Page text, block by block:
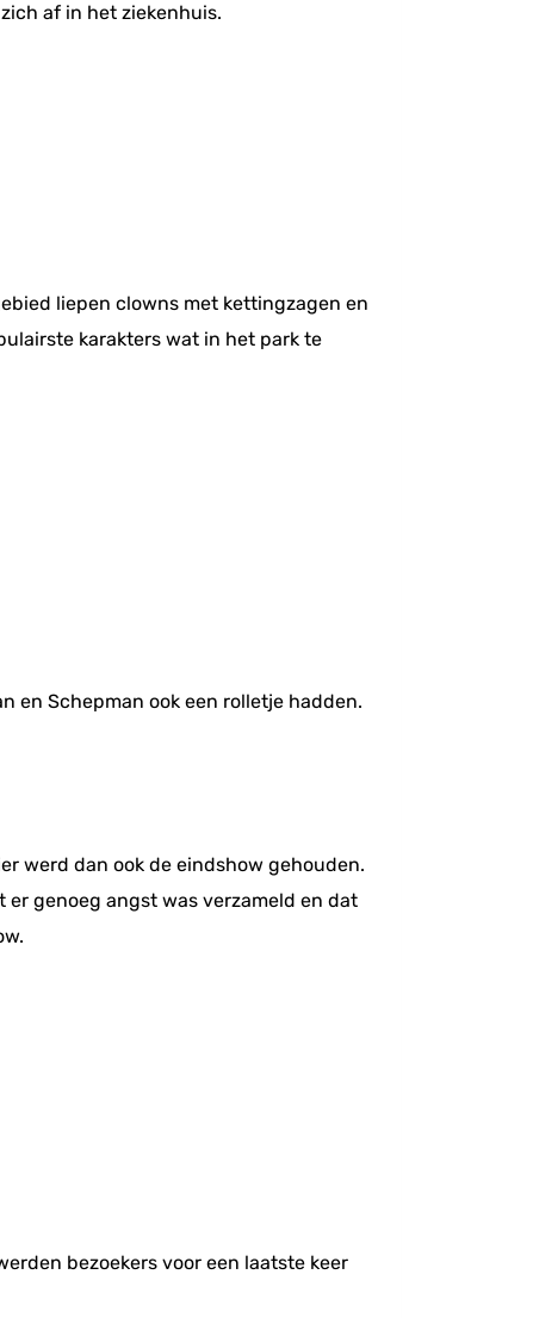
af in het ziekenhuis.
liepen clowns met kettingzagen en
karakters wat in het park te
en Schepman ook een rolletje hadden.
werd dan ook de eindshow gehouden.
er genoeg angst was verzameld en dat
bezoekers voor een laatste keer